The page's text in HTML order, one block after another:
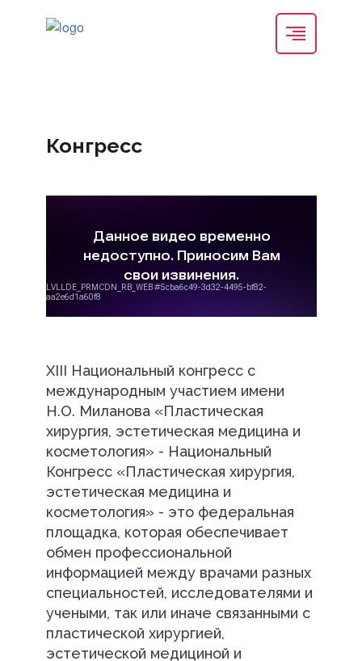
Конгресс
XIII Национальный конгресс с
международным участием имени
Н.О. Миланова «Пластическая
хирургия, эстетическая медицина и
косметология» - Национальный
Конгресс «Пластическая хирургия,
эстетическая медицина и
косметология» - это федеральная
площадка, которая обеспечивает
обмен профессиональной
информацией между врачами разных
специальностей, исследователями и
учеными, так или иначе связанными с
пластической хирургией,
эстетической медициной и